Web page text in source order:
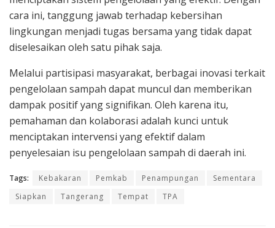
cara ini, tanggung jawab terhadap kebersihan
lingkungan menjadi tugas bersama yang tidak dapat
diselesaikan oleh satu pihak saja.
Melalui partisipasi masyarakat, berbagai inovasi terkait
pengelolaan sampah dapat muncul dan memberikan
dampak positif yang signifikan. Oleh karena itu,
pemahaman dan kolaborasi adalah kunci untuk
menciptakan intervensi yang efektif dalam
penyelesaian isu pengelolaan sampah di daerah ini.
Tags: Kebakaran Pemkab Penampungan
Sementara
Siapkan
Tangerang Tempat TPA